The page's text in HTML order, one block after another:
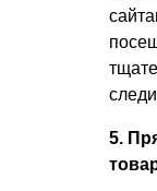
5.